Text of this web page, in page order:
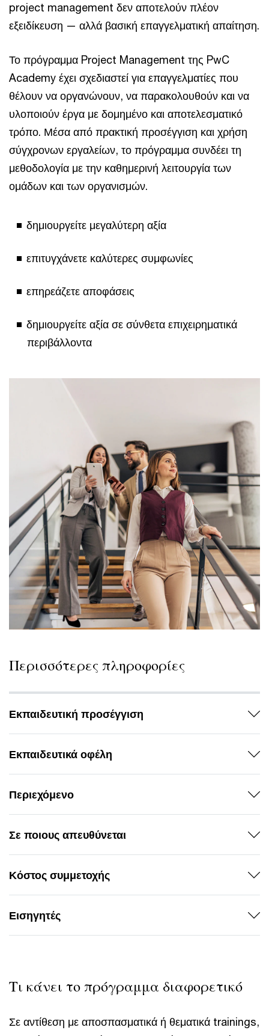
project management δεν αποτελούν πλέον
εξειδίκευση — αλλά βασική επαγγελματική απαίτηση.
Το πρόγραμμα Project Management της PwC
Academy έχει σχεδιαστεί για επαγγελματίες που
θέλουν να οργανώνουν, να παρακολουθούν και να
υλοποιούν έργα με δομημένο και αποτελεσματικό
τρόπο. Μέσα από πρακτική προσέγγιση και χρήση
σύγχρονων εργαλείων, το πρόγραμμα συνδέει τη
μεθοδολογία με την καθημερινή λειτουργία των
ομάδων και των οργανισμών.
δημιουργείτε μεγαλύτερη αξία
επιτυγχάνετε καλύτερες συμφωνίες
επηρεάζετε αποφάσεις
δημιουργείτε αξία σε σύνθετα επιχειρηματικά
περιβάλλοντα
Περισσότερες πληροφορίες
Εκπαιδευτική προσέγγιση
Εκπαιδευτικά οφέλη
Περιεχόμενο
Σε ποιους απευθύνεται
Κόστος συμμετοχής
Εισηγητές
Τι κάνει το πρόγραμμα διαφορετικό
Σε αντίθεση με αποσπασματικά ή θεματικά trainings,